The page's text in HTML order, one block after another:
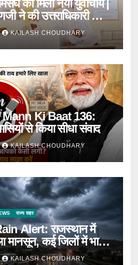
को मिला नया युवाचार्य |
ने की उत्तराधिकारी की
KAILASH CHOUDHARY
Ki Baat 136:
से किया सीधा संवाद
KAILASH CHOUDHARY
राज्य शहर
Alert: राजस्थान में
कई जिलों में भारी
KAILASH CHOUDHARY